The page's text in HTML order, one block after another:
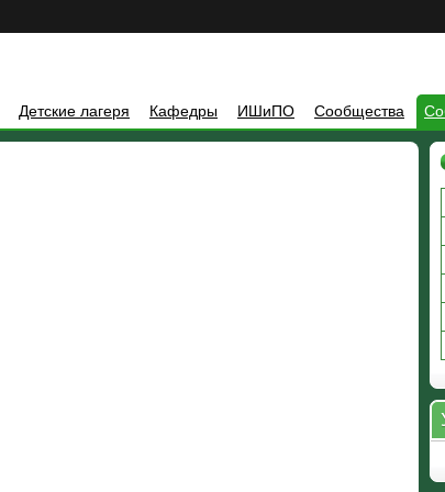
Детские лагеря Кафедры ИШиПО Сообщества